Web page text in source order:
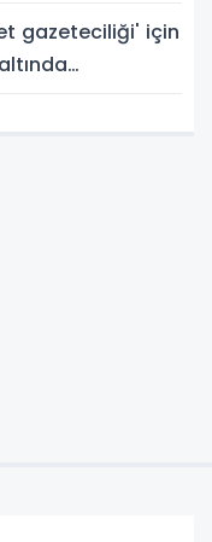
gazeteciliği' için